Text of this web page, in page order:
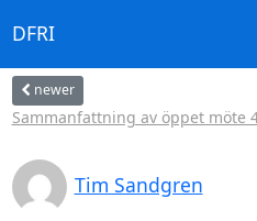
DFRI
newer
Sammanfattning av öppet möte
Tim Sandgren